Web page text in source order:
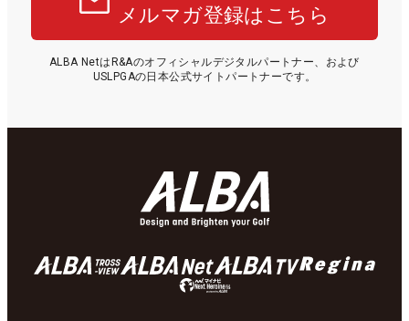
メルマガ登録はこちら
ALBA NetはR&Aのオフィシャルデジタルパートナー、および
USLPGAの日本公式サイトパートナーです。